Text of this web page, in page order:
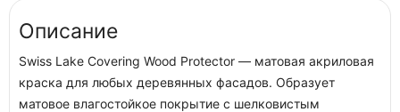
Описание
Swiss Lake Covering Wood Protector — матовая акриловая
краска для любых деревянных фасадов. Образует
матовое влагостойкое покрытие с шелковистым